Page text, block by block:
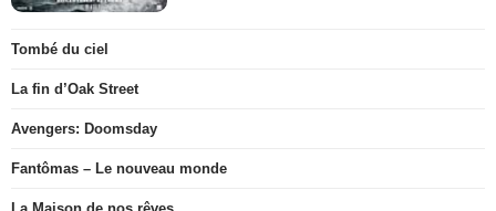
Tombé du ciel
La fin d’Oak Street
Avengers: Doomsday
Fantômas – Le nouveau monde